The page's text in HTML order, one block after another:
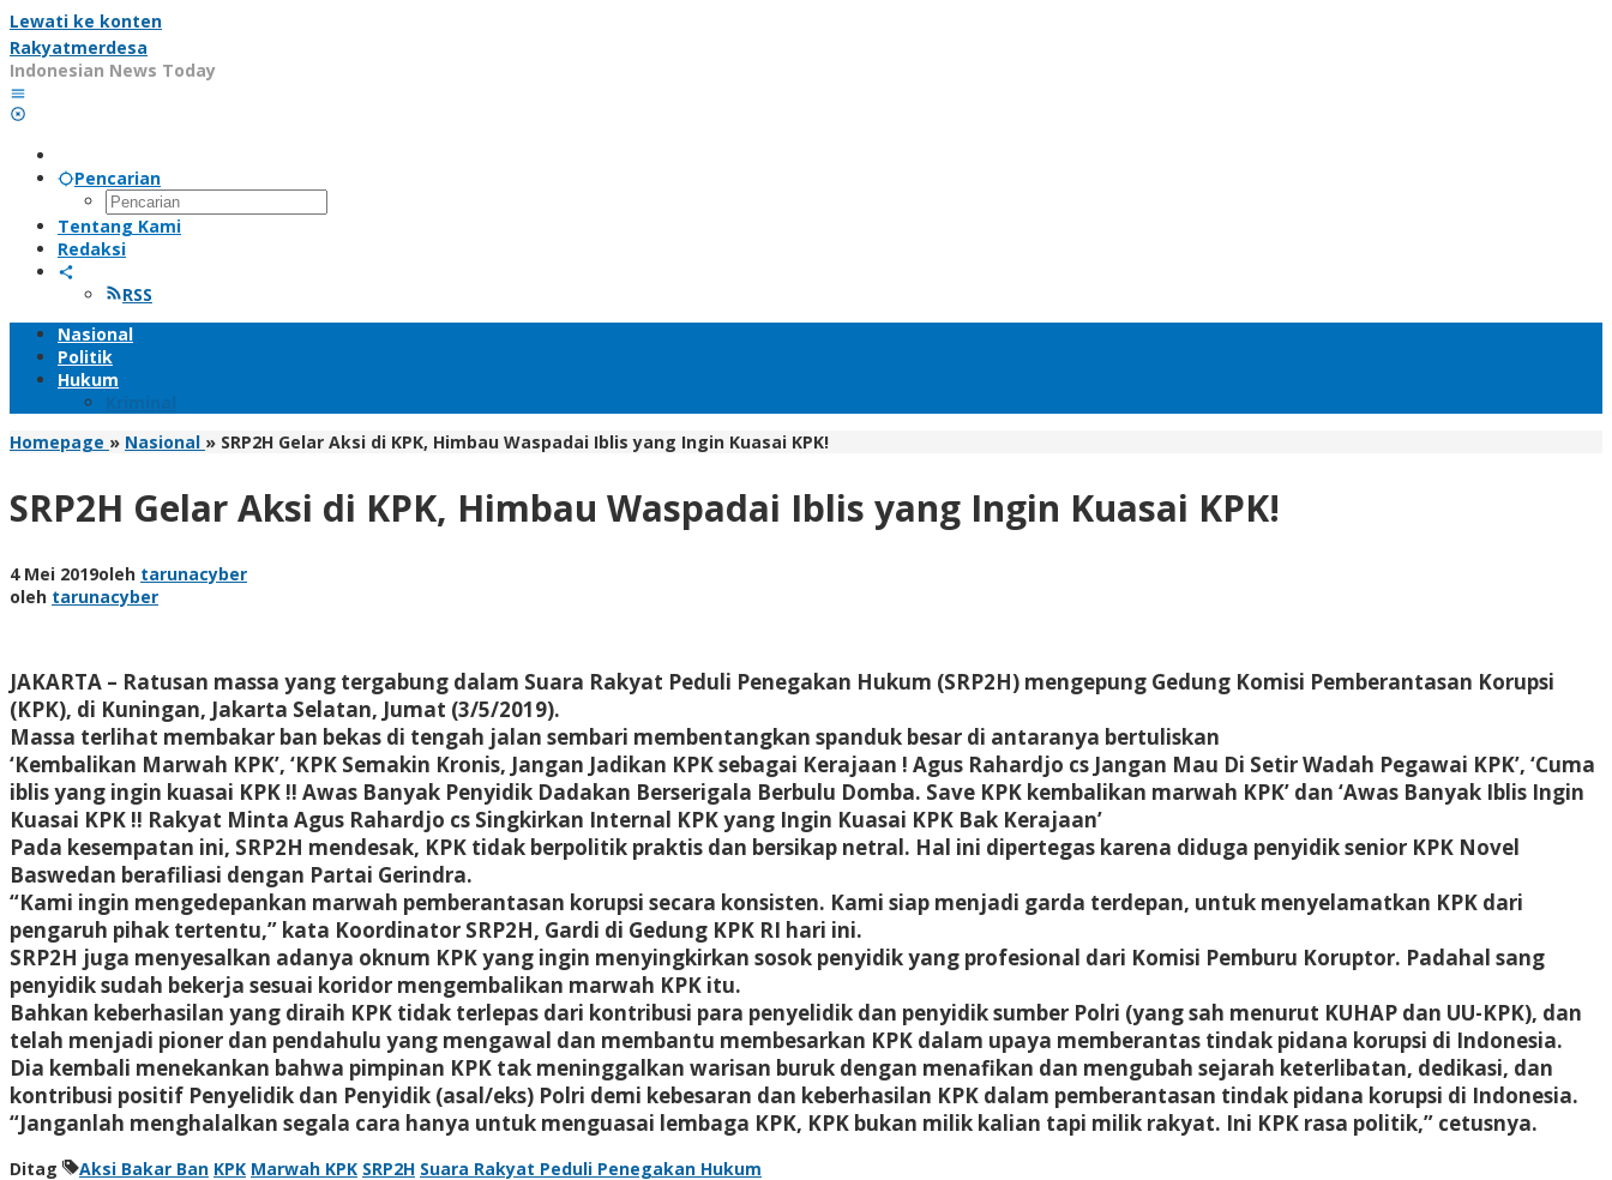
Lewati ke konten
Rakyatmerdesa
Indonesian News Today
Pencarian
Tentang Kami
Redaksi
RSS
Nasional
Politik
Hukum
Kriminal
Homepage » Nasional » SRP2H Gelar Aksi di KPK, Himbau Waspadai Iblis yang Ingin Kuasai KPK!
SRP2H Gelar Aksi di KPK, Himbau Waspadai Iblis yang Ingin Kuasai KPK!
4 Mei 2019oleh tarunacyber
oleh tarunacyber
JAKARTA – Ratusan massa yang tergabung dalam Suara Rakyat Peduli Penegakan Hukum (SRP2H) mengepung Gedung Komisi Pemberantasan Korupsi
(KPK), di Kuningan, Jakarta Selatan, Jumat (3/5/2019).
Massa terlihat membakar ban bekas di tengah jalan sembari membentangkan spanduk besar di antaranya bertuliskan
‘Kembalikan Marwah KPK’, ‘KPK Semakin Kronis, Jangan Jadikan KPK sebagai Kerajaan ! Agus Rahardjo cs Jangan Mau Di Setir Wadah Pegawai KPK’, ‘Cuma
iblis yang ingin kuasai KPK !! Awas Banyak Penyidik Dadakan Berserigala Berbulu Domba. Save KPK kembalikan marwah KPK’ dan ‘Awas Banyak Iblis Ingin
Kuasai KPK !! Rakyat Minta Agus Rahardjo cs Singkirkan Internal KPK yang Ingin Kuasai KPK Bak Kerajaan’
Pada kesempatan ini, SRP2H mendesak, KPK tidak berpolitik praktis dan bersikap netral. Hal ini dipertegas karena diduga penyidik senior KPK Novel
Baswedan berafiliasi dengan Partai Gerindra.
“Kami ingin mengedepankan marwah pemberantasan korupsi secara konsisten. Kami siap menjadi garda terdepan, untuk menyelamatkan KPK dari
pengaruh pihak tertentu,” kata Koordinator SRP2H, Gardi di Gedung KPK RI hari ini.
SRP2H juga menyesalkan adanya oknum KPK yang ingin menyingkirkan sosok penyidik yang profesional dari Komisi Pemburu Koruptor. Padahal sang
penyidik sudah bekerja sesuai koridor mengembalikan marwah KPK itu.
Bahkan keberhasilan yang diraih KPK tidak terlepas dari kontribusi para penyelidik dan penyidik sumber Polri (yang sah menurut KUHAP dan UU-KPK), dan
telah menjadi pioner dan pendahulu yang mengawal dan membantu membesarkan KPK dalam upaya memberantas tindak pidana korupsi di Indonesia.
Dia kembali menekankan bahwa pimpinan KPK tak meninggalkan warisan buruk dengan menafikan dan mengubah sejarah keterlibatan, dedikasi, dan
kontribusi positif Penyelidik dan Penyidik (asal/eks) Polri demi kebesaran dan keberhasilan KPK dalam pemberantasan tindak pidana korupsi di Indonesia.
“Janganlah menghalalkan segala cara hanya untuk menguasai lembaga KPK, KPK bukan milik kalian tapi milik rakyat. Ini KPK rasa politik,” cetusnya.
Ditag Aksi Bakar Ban KPK Marwah KPK SRP2H Suara Rakyat Peduli Penegakan Hukum